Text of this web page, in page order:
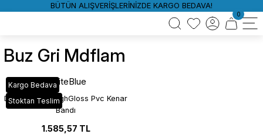
BÜTÜN ALIŞVERİŞLERİNİZDE KARGO BEDAVA!
0
Buz Gri Mdflam
Kargo Bedava
Stoktan Teslim
WhiteBlue
D217 Buz Gri HighGloss Pvc Kenar
Bandı
1.585,57 TL